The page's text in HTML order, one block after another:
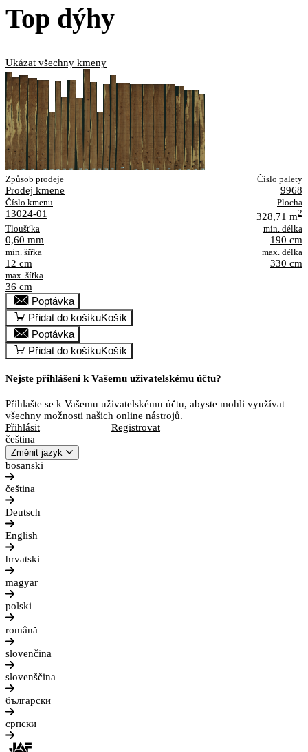
Top dýhy
Ukázat všechny kmeny
Způsob prodeje
Prodej kmene
Číslo palety
9968
Číslo kmenu
13024-01
Plocha
328,71 m2
Tloušťka
0,60 mm
min. délka
190 cm
min. šířka
12 cm
max. délka
330 cm
max. šířka
36 cm
Poptávka
Přidat do košíkuKošík
Poptávka
Přidat do košíkuKošík
Nejste přihlášeni k Vašemu uživatelskému účtu?
Přihlašte se k Vašemu uživatelskému účtu, abyste mohli využívat
všechny možnosti našich online nástrojů.
Přihlásit
Registrovat
čeština
Změnit jazyk
bosanski
čeština
Deutsch
English
hrvatski
magyar
polski
română
slovenčina
slovenščina
български
српски